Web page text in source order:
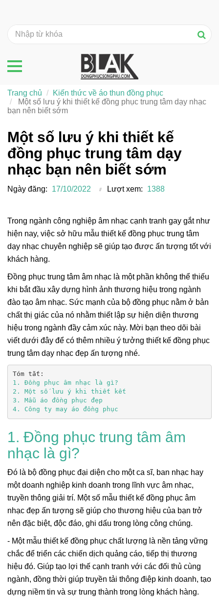
Một số lưu ý khi thiết kế
đồng phục trung tâm dạy
nhạc bạn nên biết sớm
Ngày đăng: 17/10/2022 Lượt xem: 1388
Trong ngành công nghiệp âm nhạc cạnh tranh gay gắt như
hiện nay, việc sở hữu mẫu thiết kế đồng phục trung tâm
dạy nhạc chuyên nghiệp sẽ giúp tạo được ấn tượng tốt với
khách hàng.
Đồng phục trung tâm âm nhạc là một phần không thể thiếu
khi bắt đầu xây dựng hình ảnh thương hiệu trong ngành
đào tạo âm nhạc. Sức mạnh của bộ đồng phục nằm ở bản
chất thị giác của nó nhằm thiết lập sự hiện diện thương
hiệu trong ngành đầy cảm xúc này. Mời bạn theo dõi bài
viết dưới đây để có thêm nhiều ý tưởng thiết kế đồng phục
trung tâm dạy nhạc đẹp ấn tượng nhé.
4. Công ty may áo đồng phục
1. Đồng phục trung tâm âm
nhạc là gì?
Đó là bộ đồng phục đại diện cho một ca sĩ, ban nhạc hay
một doanh nghiệp kinh doanh trong lĩnh vực âm nhạc,
truyền thông giải trí. Một số mẫu thiết kế đồng phục âm
nhạc đẹp ấn tượng sẽ giúp cho thương hiệu của bạn trở
nên đặc biệt, độc đáo, ghi dấu trong lòng công chúng.
- Một mẫu thiết kế đồng phục chất lượng là nền tảng vững
chắc để triển các chiến dịch quảng cáo, tiếp thị thương
hiệu đó. Giúp tạo lợi thế cạnh tranh với các đối thủ cùng
ngành, đồng thời giúp truyền tải thông điệp kinh doanh, tạo
dựng niềm tin và sự trung thành trong lòng khách hàng.
Trang chủ
Kiến thức về áo thun đồng phục
Một số lưu ý khi thiết kế đồng phục trung tâm dạy nhạc
bạn nên biết sớm